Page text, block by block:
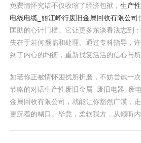
免费情怀究诘不仅收缩了经济包袱， 生产
电线电缆_丽江峰行废旧金属回收有限公司
匡助的心计门槛。它让更多东谈看法志到
失在于若何濒临和处理。通过专科指导，
到了内心的均衡，重新找复活活的信心与所
如若你正被情怀困扰所折磨，不妨尝试一
节略的对话生产性废旧金属_废旧电器_废
金属回收有限公司，就能让你豁然广漠，
更沉着的糊口。毕竟，柔软我方，从倾听内